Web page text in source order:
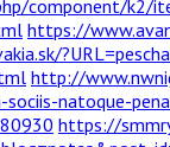
component/
https://
http://
natoque-
https://